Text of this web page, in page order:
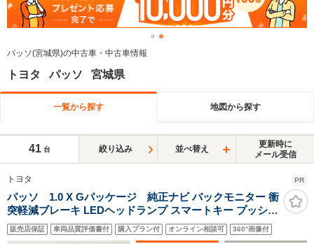
パッソ(宮城県)の中古車・中古車情報
トヨタ パッソ 宮城県
一覧から探す 地図から探す
41 台 絞り込み 並べ替え
更新時に
メール受信
トヨタ PR
パッソ 1.0 X Gパッケージ 純正ナビ バックモニター 衝
突軽減ブレーキ LEDヘッドランプ スマートキー プッシュ
スタート フルオートエアコン ETC Bluetoothオーディオ
純正14インチアルミホイール 禁煙車
販売店保証 車両品質評価書付 購入プラン付 オンライン相談可 360°画像付